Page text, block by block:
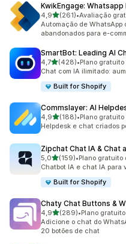
KwikEngage:
4,9de 5 estrelas
(261)
261 avaliações ao todo
•Avaliação
Automação de
abandonados para e-
SmartBot: Leading AI
4,7de 5 estrelas
(428)
428 avaliações ao todo
•Plano
Chat com IA ilimitado:
Built for Shopify
Commslayer: AI
4,9de 5 estrelas
(188)
188 avaliações ao todo
•Plano
Helpdesk e chat criados
Zipchat Chat IA & Chat
5,0de 5 estrelas
(159)
159 avaliações ao todo
•Plano gratuito
Chatbot IA e chat IA
Built for Shopify
Chaty Chat Buttons &
4,9de 5 estrelas
(289)
289 avaliações ao todo
•Plano
Adicione o chat do
20 botões de chat